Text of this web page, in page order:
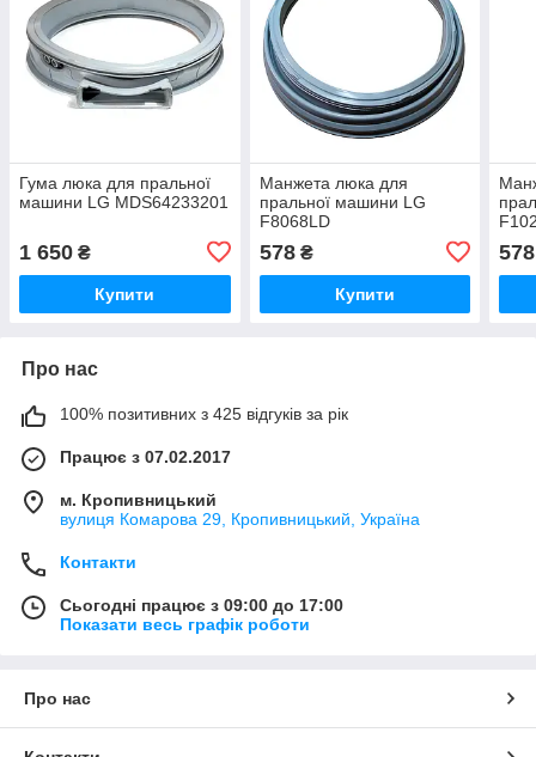
Гума люка для пральної
машини LG MDS64233201
1 650 ₴
Купити
Манжета люка для
пральної машини LG
F8068LD
578₴
Купити
578
Про нас
100% позитивних з 425 відгуків за рік
Працює з 07.02.2017
м. Кропивницький
вулиця Комарова 29, Кропивницький, Україна
Контакти
Сьогодні працює з 09:00 до 17:00
Показати весь графік роботи
Про нас